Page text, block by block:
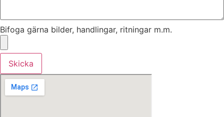
Bifoga gärna bilder, handlingar, ritningar m.m.
Skicka